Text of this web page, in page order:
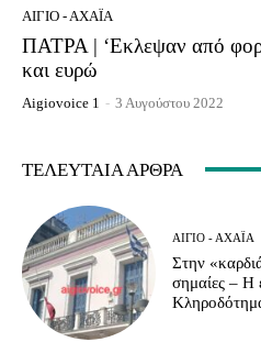
ΑΊΓΙΟ - ΑΧΑΪ́Α
ΠΑΤΡΑ | ‘Εκλεψαν από
και ευρώ
Aigiovoice 1 - 3 Αυγούστου 2022
ΤΕΛΕΥΤΑΊΑ ΆΡΘΡΑ
ΑΊΓΙΟ - ΑΧΑΪ́Α
Στην
σημαίες – Η